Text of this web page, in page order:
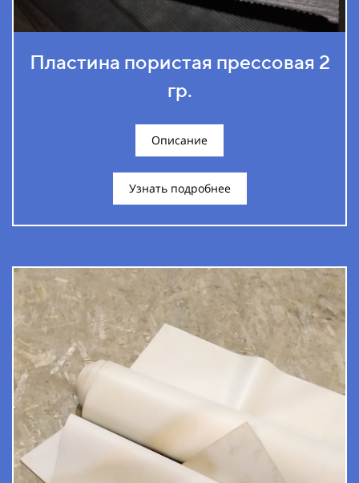
Пластина пористая прессовая 2
гр.
Описание
Узнать подробнее